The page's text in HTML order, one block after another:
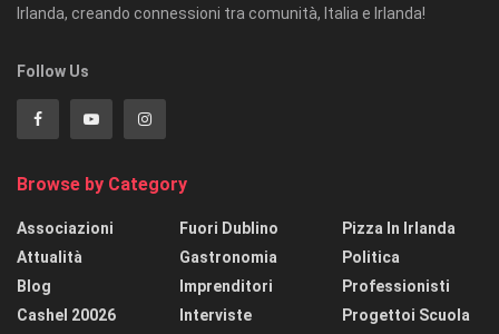
Irlanda, creando connessioni tra comunità, Italia e Irlanda!
Follow Us
Browse by Category
Associazioni
Attualità
Blog
Cashel 20026
Fuori Dublino
Gastronomia
Imprenditori
Interviste
Pizza In Irlanda
Politica
Professionisti
Progettoi Scuola